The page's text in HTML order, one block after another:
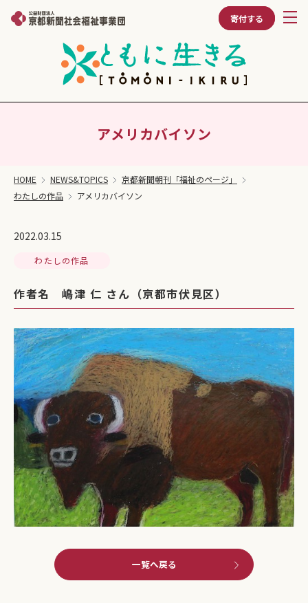
寄付する
アメリカバイソン
HOME NEWS&TOPICS
京都新聞朝刊「福祉のページ」
わたしの作品
アメリカバイソン
2022.03.15
わたしの作品
作者名 嶋津 仁 さん（京都市伏見区）
一覧へ戻る